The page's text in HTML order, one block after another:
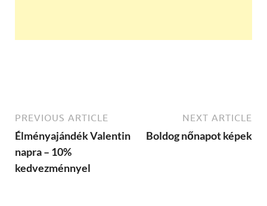
PREVIOUS ARTICLE
Élményajándék Valentin
napra – 10%
kedvezménnyel
NEXT ARTICLE
Boldog nőnapot képek